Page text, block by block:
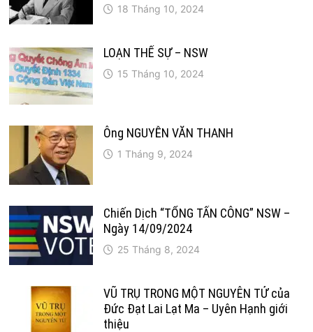
18 Tháng 10, 2024
LOẠN THẾ SỰ – NSW
15 Tháng 10, 2024
Ông NGUYỄN VĂN THANH
1 Tháng 9, 2024
Chiến Dịch “TỔNG TẤN CÔNG” NSW –
Ngày 14/09/2024
25 Tháng 8, 2024
VŨ TRỤ TRONG MỘT NGUYÊN TỬ của
Đức Đạt Lai Lạt Ma – Uyên Hạnh giới
thiệu